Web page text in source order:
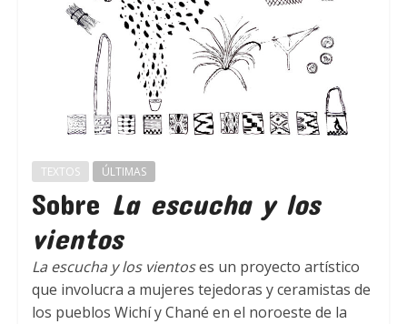
TEXTOS ÚLTIMAS
Sobre La escucha y los
vientos
La escucha y los vientoses un proyecto artístico
que involucra a mujeres tejedoras y ceramistas de
los pueblos Wichí y Chané en el noroeste de la